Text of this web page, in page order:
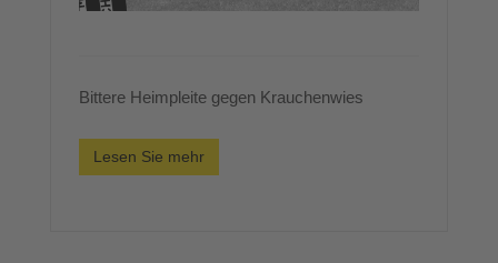
Bittere Heimpleite gegen Krauchenwies
Lesen Sie mehr